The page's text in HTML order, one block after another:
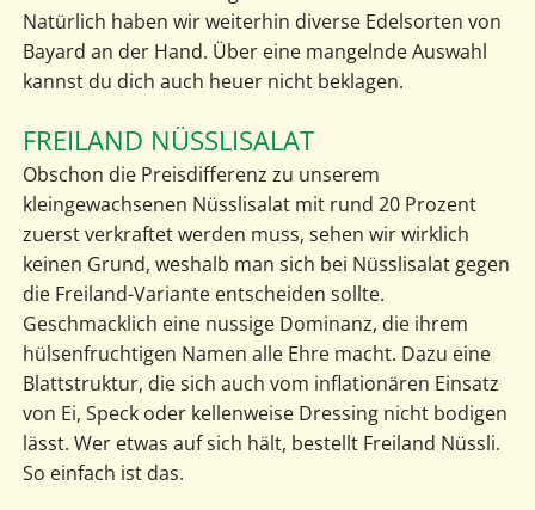
Natürlich haben wir weiterhin diverse Edelsorten von
Bayard an der Hand. Über eine mangelnde Auswahl
kannst du dich auch heuer nicht beklagen.
FREILAND NÜSSLISALAT
Obschon die Preisdifferenz zu unserem
kleingewachsenen Nüsslisalat mit rund 20 Prozent
zuerst verkraftet werden muss, sehen wir wirklich
keinen Grund, weshalb man sich bei Nüsslisalat gegen
die Freiland-Variante entscheiden sollte.
Geschmacklich eine nussige Dominanz, die ihrem
hülsenfruchtigen Namen alle Ehre macht. Dazu eine
Blattstruktur, die sich auch vom inflationären Einsatz
von Ei, Speck oder kellenweise Dressing nicht bodigen
lässt. Wer etwas auf sich hält, bestellt Freiland Nüssli.
So einfach ist das.